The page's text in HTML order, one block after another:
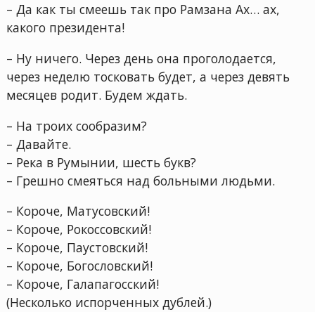
– Да как ты смеешь так про Рамзана Ах… ах,
какого президента!
– Ну ничего. Через день она проголодается,
через неделю тосковать будет, а через девять
месяцев родит. Будем ждать.
– На троих сообразим?
– Давайте.
– Река в Румынии, шесть букв?
– Грешно смеяться над больными людьми.
– Короче, Матусовский!
– Короче, Рокоссовский!
– Короче, Паустовский!
– Короче, Богословский!
– Короче, Галапагосский!
(Несколько испорченных дублей.)